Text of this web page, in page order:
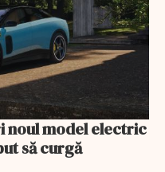
noul model electric
să curgă